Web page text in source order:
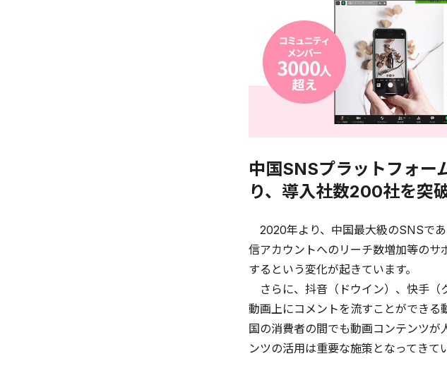
中国SNSプラットフォー
り、導入社数200社を突
2020年より、中国最大級のSNSで
信アカウントへのリーチ数増加等の
するという変化が起きています。
さらに、抖音（ドウイン）、快手（
動画上にコメントを流すことができ
国の消費者の間でも動画コンテンツ
ンツの活用は重要な施策となってきて